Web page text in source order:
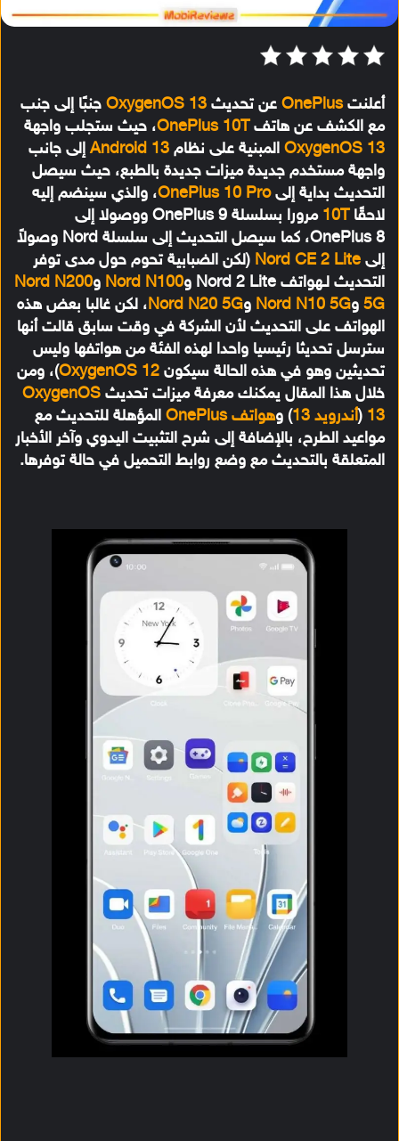
أعلنتOnePlus عن تحديث OxygenOS 13 جنبًا إلى جنب
مع الكشف عن هاتفOnePlus 10T، حيث ستجلب واجهة
OxygenOS 13 المبنية على نظام Android 13إلى جانب
واجهة مستخدم جديدة ميزات جديدة بالطبع، حيث سيصل
التحديث بداية إلىOnePlus 10 Pro، والذي سينضم إليه
لاحقًا10T
مرورا بسلسلة OnePlus 9 ووصولا إلى
OnePlus 8، كما سيصل التحديث إلى سلسلة Nord وصولاً
إلى Nord CE 2 Lite (لكن الضبابية تحوم حول مدى توفر
التحديث لـهواتف Nord 2 Lite و
Nord N100 وNord N200
5G وNord N10 5G وNord N20 5G، لكن غالبا بعض هذه
الهواتف على التحديث لأن الشركة في وقت سابق قالت أنها
سترسل تحديثا رئيسيا واحدا لهذه الفئة من هواتفها وليس
تحديثين وهو في هذه الحالة سيكون OxygenOS 12)، ومن
خلال هذا المقال يمكنك معرفة ميزات تحديث OxygenOS
13
(أندرويد 13 ) وهواتف OnePlus
المؤهلة للتحديث مع
مواعيد الطرح، بالإضافة إلى شرح التثبيت اليدوي وآخر الأخبار
المتعلقة بالتحديث مع وضع روابط التحميل في حالة توفرها.